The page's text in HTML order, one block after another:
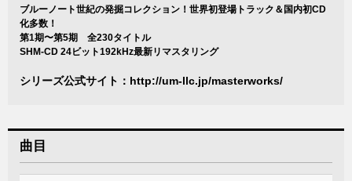
ブルーノート世紀の発掘コレクション！世界初登場トラック＆国内初CD
化多数！
第1期〜第5期 全230タイトル
SHM-CD 24ビット192kHz最新リマスタリング
シリーズ公式サイト： http://um-llc.jp/masterworks/
曲目